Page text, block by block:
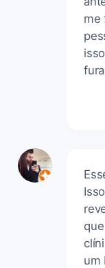
me
um